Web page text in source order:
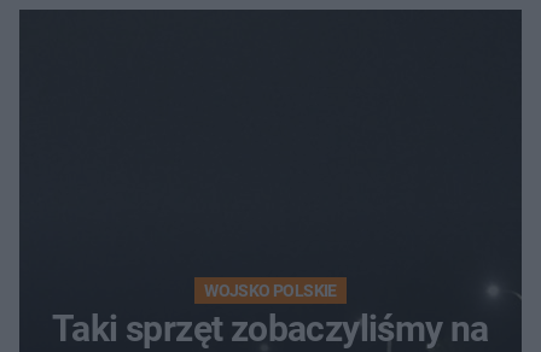
WOJSKO POLSKIE
Taki sprzęt zobaczyliśmy na